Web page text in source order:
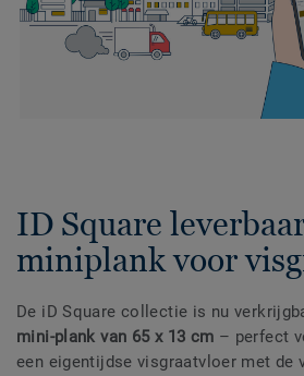
ID Square
miniplank voor
De iD Square collectie is nu
mini-plank van 65 x 13 cm – perfect
een eigentijdse visgraatvloer met de